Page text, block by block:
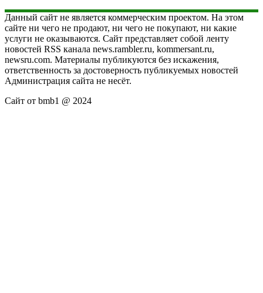
Данный сайт не является коммерческим проектом. На этом
сайте ни чего не продают, ни чего не покупают, ни какие
услуги не оказываются. Сайт представляет собой ленту
новостей RSS канала news.rambler.ru, kommersant.ru,
newsru.com. Материалы публикуются без искажения,
ответственность за достоверность публикуемых новостей
Администрация сайта не несёт.
Сайт от bmb1 @ 2024